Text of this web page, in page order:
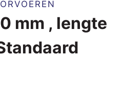
mm , lengte